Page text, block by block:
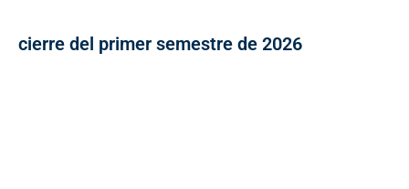
cierre del primer semestre de 2026